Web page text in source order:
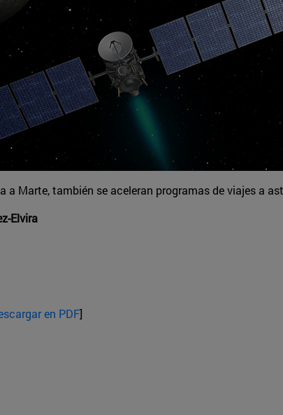
a Marte, también se aceleran programas de viajes a
Elvira
en PDF]